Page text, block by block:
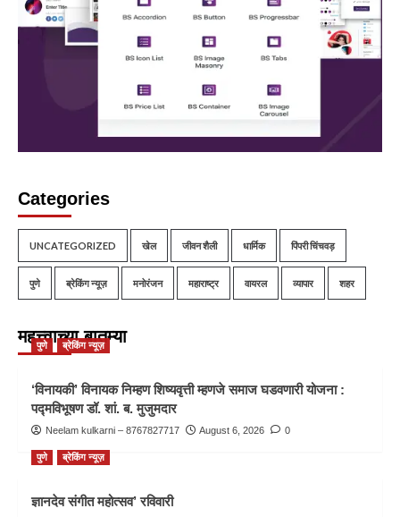
Categories
UNCATEGORIZED खेल जीवन शैली धार्मिक पिंपरी चिंचवड़
पुणे ब्रेकिंग न्यूज़ मनोरंजन महाराष्ट्र वायरल व्यापार शहर
महत्त्वाच्या बातम्या
पुणे ब्रेकिंग न्यूज़
‘विनायकी’ विनायक निम्हण शिष्यवृत्ती म्हणजे समाज घडवणारी योजना :
पद्मविभूषण डॉ. शां. ब. मुजुमदार
Neelam kulkarni – 8767827717 August 6, 2026 0
पुणे ब्रेकिंग न्यूज़
ज्ञानदेव संगीत महोत्सव’ रविवारी